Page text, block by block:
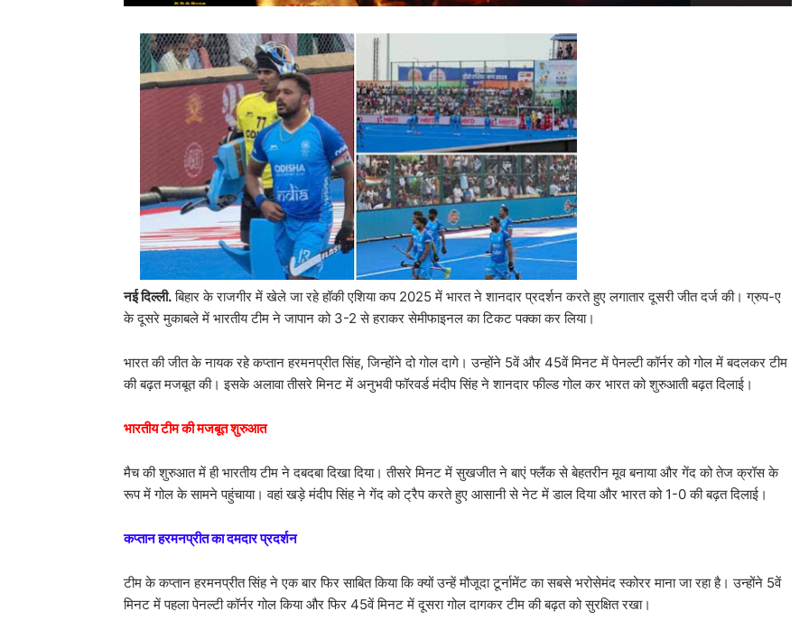
नई दिल्ली.बिहार के राजगीर में खेले जा रहे हॉकी एशिया कप 2025 में भारत ने शानदार प्रदर्शन करते हुए लगातार दूसरी जीत दर्ज की। ग्रुप-ए
के दूसरे मुकाबले में भारतीय टीम ने जापान को 3-2 से हराकर सेमीफाइनल का टिकट पक्का कर लिया।
भारत की जीत के नायक रहे कप्तान हरमनप्रीत सिंह, जिन्होंने दो गोल दागे। उन्होंने 5वें और 45वें मिनट में पेनल्टी कॉर्नर को गोल में बदलकर टीम
की बढ़त मजबूत की। इसके अलावा तीसरे मिनट में अनुभवी फॉरवर्ड मंदीप सिंह ने शानदार फील्ड गोल कर भारत को शुरुआती बढ़त दिलाई।
भारतीय टीम की मजबूत शुरुआत
मैच की शुरुआत में ही भारतीय टीम ने दबदबा दिखा दिया। तीसरे मिनट में सुखजीत ने बाएं फ्लैंक से बेहतरीन मूव बनाया और गेंद को तेज क्रॉस के
रूप में गोल के सामने पहुंचाया। वहां खड़े मंदीप सिंह ने गेंद को ट्रैप करते हुए आसानी से नेट में डाल दिया और भारत को 1-0 की बढ़त दिलाई।
कप्तान हरमनप्रीत का दमदार प्रदर्शन
टीम के कप्तान हरमनप्रीत सिंह ने एक बार फिर साबित किया कि क्यों उन्हें मौजूदा टूर्नामेंट का सबसे भरोसेमंद स्कोरर माना जा रहा है। उन्होंने 5वें
मिनट में पहला पेनल्टी कॉर्नर गोल किया और फिर 45वें मिनट में दूसरा गोल दागकर टीम की बढ़त को सुरक्षित रखा।